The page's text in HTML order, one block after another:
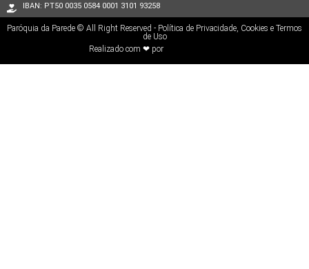
IBAN: PT50 0035 0584 0001 3101 93258
Paróquia da Parede © All Right Reserved - Política de Privacidade, Cookies e Termos
de Uso
Realizado com ❤ por